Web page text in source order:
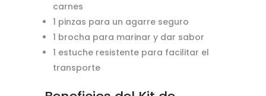
carnes
1 pinzas para un agarre seguro
1 brocha para marinar y dar sabor
1 estuche resistente para facilitar el
transporte